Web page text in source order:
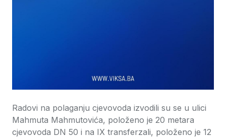
Radovi na polaganju cjevovoda izvodili su se u ulici
Mahmuta Mahmutovića, položeno je 20 metara
cjevovoda DN 50 i na IX transferzali, položeno je 12